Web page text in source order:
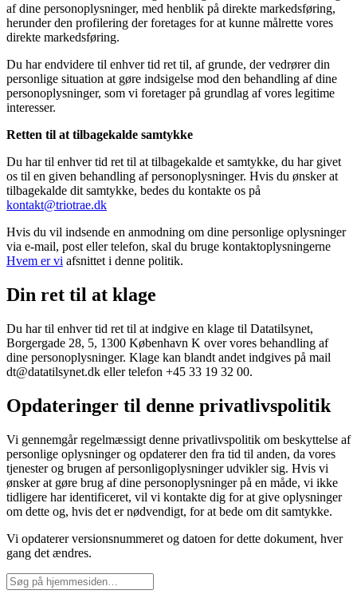
af dine personoplysninger, med henblik på direkte markedsføring,
herunder den profilering der foretages for at kunne målrette vores
direkte markedsføring.
Du har endvidere til enhver tid ret til, af grunde, der vedrører din
personlige situation at gøre indsigelse mod den behandling af dine
personoplysninger, som vi foretager på grundlag af vores legitime
interesser.
Retten til at tilbagekalde samtykke
Du har til enhver tid ret til at tilbagekalde et samtykke, du har givet
os til en given behandling af personoplysninger. Hvis du ønsker at
tilbagekalde dit samtykke, bedes du kontakte os på
kontakt@triotrae.dk
Hvis du vil indsende en anmodning om dine personlige oplysninger
via e-mail, post eller telefon, skal du bruge kontaktoplysningerne
Hvem er vi afsnittet i denne politik.
Din ret til at klage
Du har til enhver tid ret til at indgive en klage til Datatilsynet,
Borgergade 28, 5, 1300 København K over vores behandling af
dine personoplysninger. Klage kan blandt andet indgives på mail
dt@datatilsynet.dk eller telefon +45 33 19 32 00.
Opdateringer til denne privatlivspolitik
Vi gennemgår regelmæssigt denne privatlivspolitik om beskyttelse af
personlige oplysninger og opdaterer den fra tid til anden, da vores
tjenester og brugen af personligoplysninger udvikler sig. Hvis vi
ønsker at gøre brug af dine personoplysninger på en måde, vi ikke
tidligere har identificeret, vil vi kontakte dig for at give oplysninger
om dette og, hvis det er nødvendigt, for at bede om dit samtykke.
Vi opdaterer versionsnummeret og datoen for dette dokument, hver
gang det ændres.